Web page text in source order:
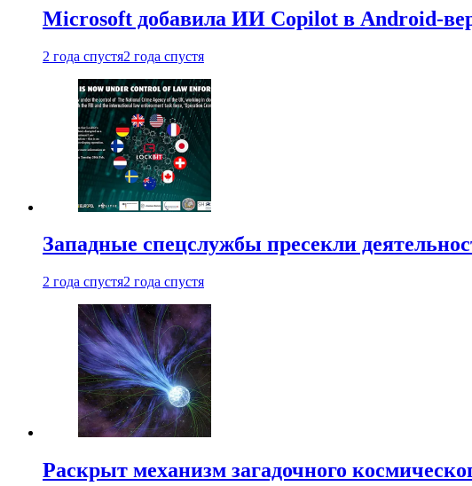
Microsoft добавила ИИ Copilot в Android-
2 года спустя2 года спустя
Западные спецслужбы пресекли
2 года спустя2 года спустя
Раскрыт механизм загадочного